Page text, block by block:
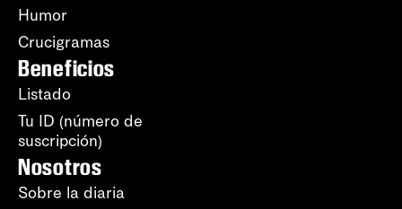
Humor
Crucigramas
Beneficios
Listado
Tu ID (número de
suscripción)
Nosotros
Sobre la diaria